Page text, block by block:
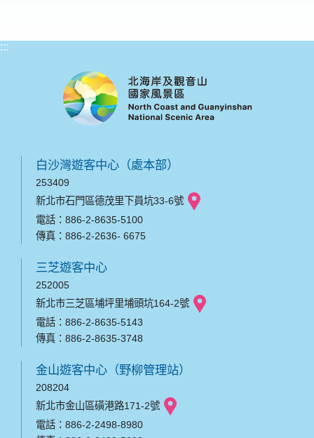
:::
白沙灣遊客中心（處本部）
253409
新北市石門區德茂里下員坑33-6號
電話：886-2-8635-5100
傳真：886-2-2636- 6675
三芝遊客中心
252005
新北市三芝區埔坪里埔頭坑164-2號
電話：886-2-8635-5143
傳真：886-2-8635-3748
金山遊客中心（野柳管理站）
208204
新北市金山區磺港路171-2號
電話：886-2-2498-8980